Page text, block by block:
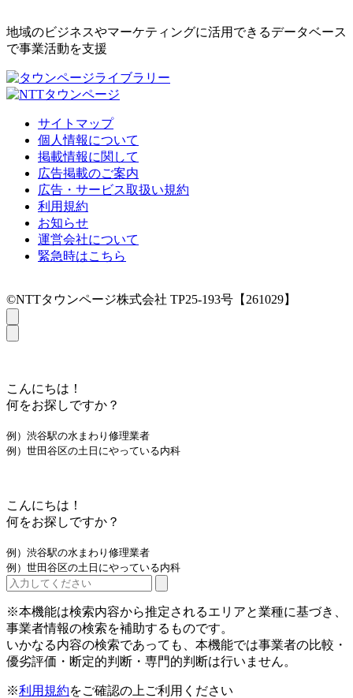
地域のビジネスやマーケティングに活用できるデータベース
で事業活動を支援
サイトマップ
個人情報について
掲載情報に関して
広告掲載のご案内
広告・サービス取扱い規約
利用規約
お知らせ
運営会社について
緊急時はこちら
©NTTタウンページ株式会社 TP25-193号【261029】
こんにちは！
何をお探しですか？
例）渋谷駅の水まわり修理業者
例）世田谷区の土日にやっている内科
こんにちは！
何をお探しですか？
例）渋谷駅の水まわり修理業者
例）世田谷区の土日にやっている内科
※本機能は検索内容から推定されるエリアと業種に基づき、
事業者情報の検索を補助するものです。
いかなる内容の検索であっても、本機能では事業者の比較・
優劣評価・断定的判断・専門的判断は行いません。
※利用規約をご確認の上ご利用ください